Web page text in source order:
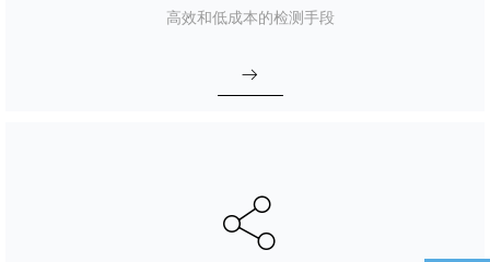
高效和低成本的检测手段
ꁹ
ꀲ